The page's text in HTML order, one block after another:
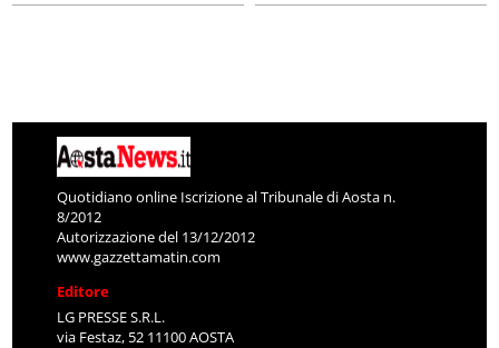
Quotidiano online Iscrizione al Tribunale di Aosta n.
8/2012
Autorizzazione del 13/12/2012
www.gazzettamatin.com
Editore
LG PRESSE S.R.L.
via Festaz, 52 11100 AOSTA